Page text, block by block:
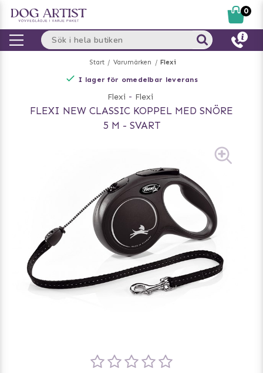
Start Varumärken Flexi
I lager för omedelbar leverans
Flexi - Flexi
FLEXI NEW CLASSIC KOPPEL MED SNÖRE
5 M - SVART
0